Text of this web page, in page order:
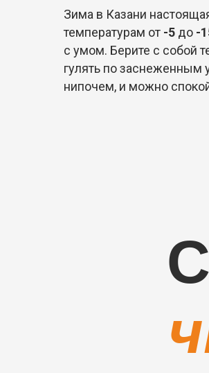
Зима в Казани
температурам от -5 до -
с умом. Берите с собой
гулять по заснеженным
нипочем, и можно